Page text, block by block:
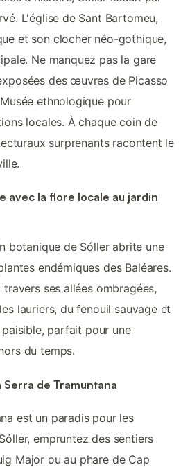
L'église de Sant Bartomeu,
et son clocher néo-gothique,
Ne manquez pas la gare
des œuvres de Picasso
ethnologique pour
locales. À chaque coin de
surprenants racontent le
avec la flore locale au jardin
botanique de Sóller abrite une
endémiques des Baléares.
ses allées ombragées,
lauriers, du fenouil sauvage et
parfait pour une
du temps.
de Tramuntana
est un paradis pour les
empruntez des sentiers
Major ou au phare de Cap